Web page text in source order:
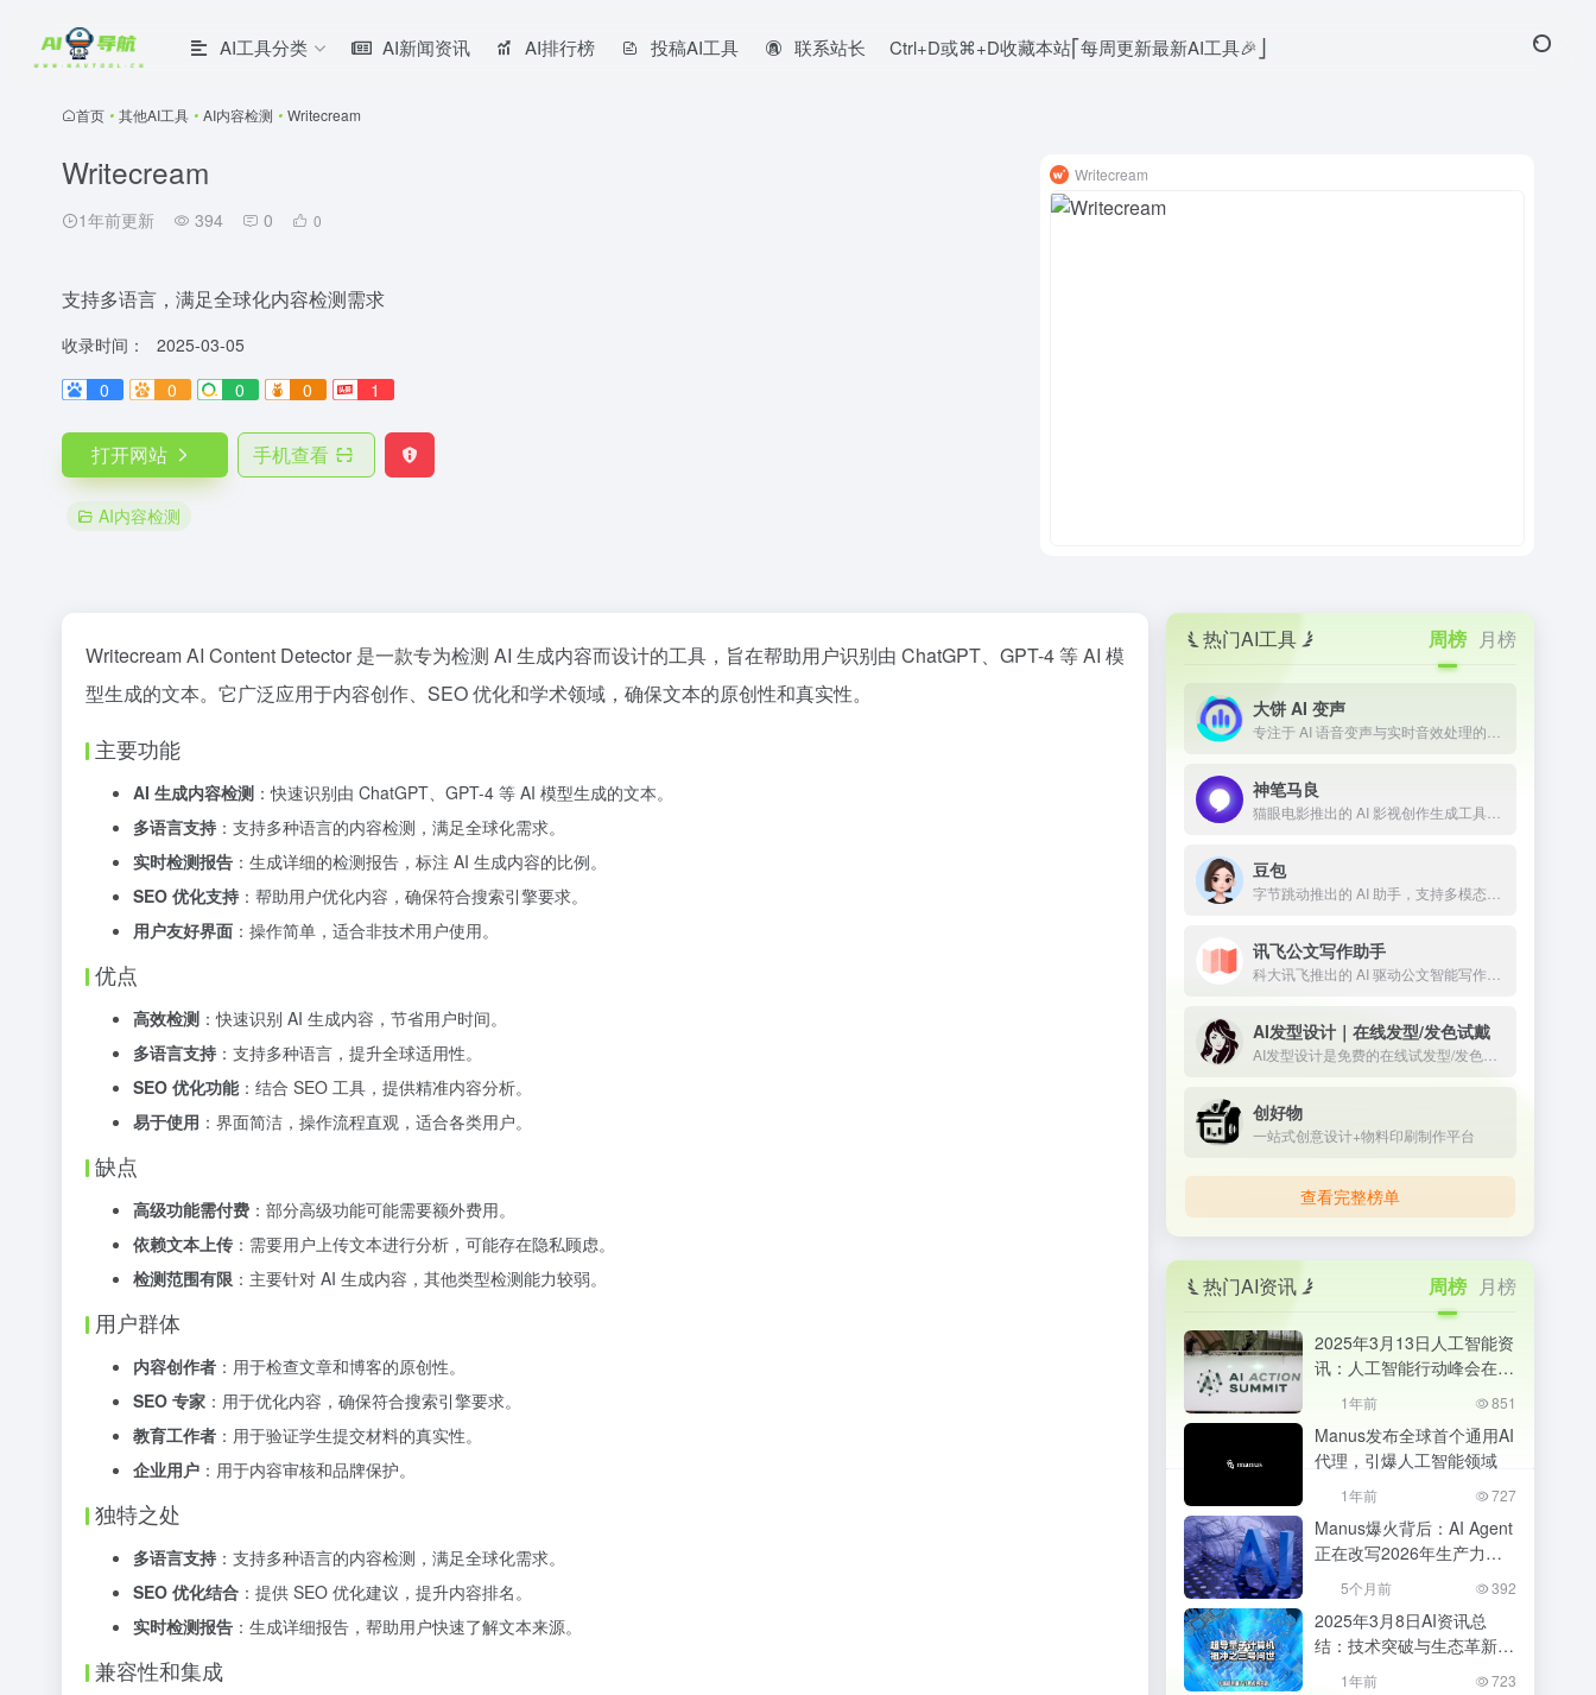
AI工具分类 AI新闻资讯 AI排行榜 投稿AI工具 联系站长 Ctrl+D或⌘+D收藏本站⎡每周更新最新AI工具🎉⎦
首页 • 其他AI工具 • AI内容检测 • Writecream
Writecream
1年前更新 394 0 0
支持多语言，满足全球化内容检测需求
收录时间：
2025-03-05
0
0 0 0 1
打开网站 手机查看
AI内容检测
Writecream
Writecream AI Content Detector 是一款专为检测 AI 生成内容而设计的工具，旨在帮助用户识别由 ChatGPT、GPT-4 等 AI 模
型生成的文本。它广泛应用于内容创作、SEO 优化和学术领域，确保文本的原创性和真实性。
主要功能
AI 生成内容检测 ：快速识别由 ChatGPT、GPT-4 等 AI 模型生成的文本。
多语言支持 ：支持多种语言的内容检测，满足全球化需求。
实时检测报告 ：生成详细的检测报告，标注 AI 生成内容的比例。
SEO 优化支持 ：帮助用户优化内容，确保符合搜索引擎要求。
用户友好界面 ：操作简单，适合非技术用户使用。
优点
高效检测 ：快速识别 AI 生成内容，节省用户时间。
多语言支持 ：支持多种语言，提升全球适用性。
SEO 优化功能：结合 SEO 工具，提供精准内容分析。
易于使用 ：界面简洁，操作流程直观，适合各类用户。
缺点
高级功能需付费 ：部分高级功能可能需要额外费用。
依赖文本上传 ：需要用户上传文本进行分析，可能存在隐私顾虑。
检测范围有限 ：主要针对 AI 生成内容，其他类型检测能力较弱。
用户群体
内容创作者 ：用于检查文章和博客的原创性。
SEO 专家 ：用于优化内容，确保符合搜索引擎要求。
教育工作者 ：用于验证学生提交材料的真实性。
企业用户 ：用于内容审核和品牌保护。
独特之处
多语言支持 ：支持多种语言的内容检测，满足全球化需求。
SEO 优化结合 ：提供 SEO 优化建议，提升内容排名。
实时检测报告 ：生成详细报告，帮助用户快速了解文本来源。
兼容性和集成
热门AI工具 周榜 月榜
大饼 AI 变声
神笔马良
豆包
讯飞公文写作助手
AI发型设计｜在线发型/发色试戴
创好物
一站式创意设计+物料印刷制作平台
查看完整榜单
热门AI资讯 周榜 月榜
2025年3月13日人工智能资
讯：人工智能行动峰会在巴
黎成功举办
1年前 851
Manus发布全球首个通用AI
代理，引爆人工智能领域
1年前 727
Manus爆火背后：AI Agent
正在改写2026年生产力格
局，普通人该如何抓住机
5个月前 392
2025年3月8日AI资讯总
结：技术突破与生态革新并
1年前 723